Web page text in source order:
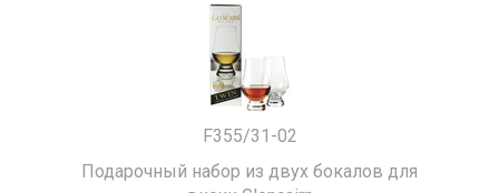
F355/31-02
Подарочный набор из двух бокалов для